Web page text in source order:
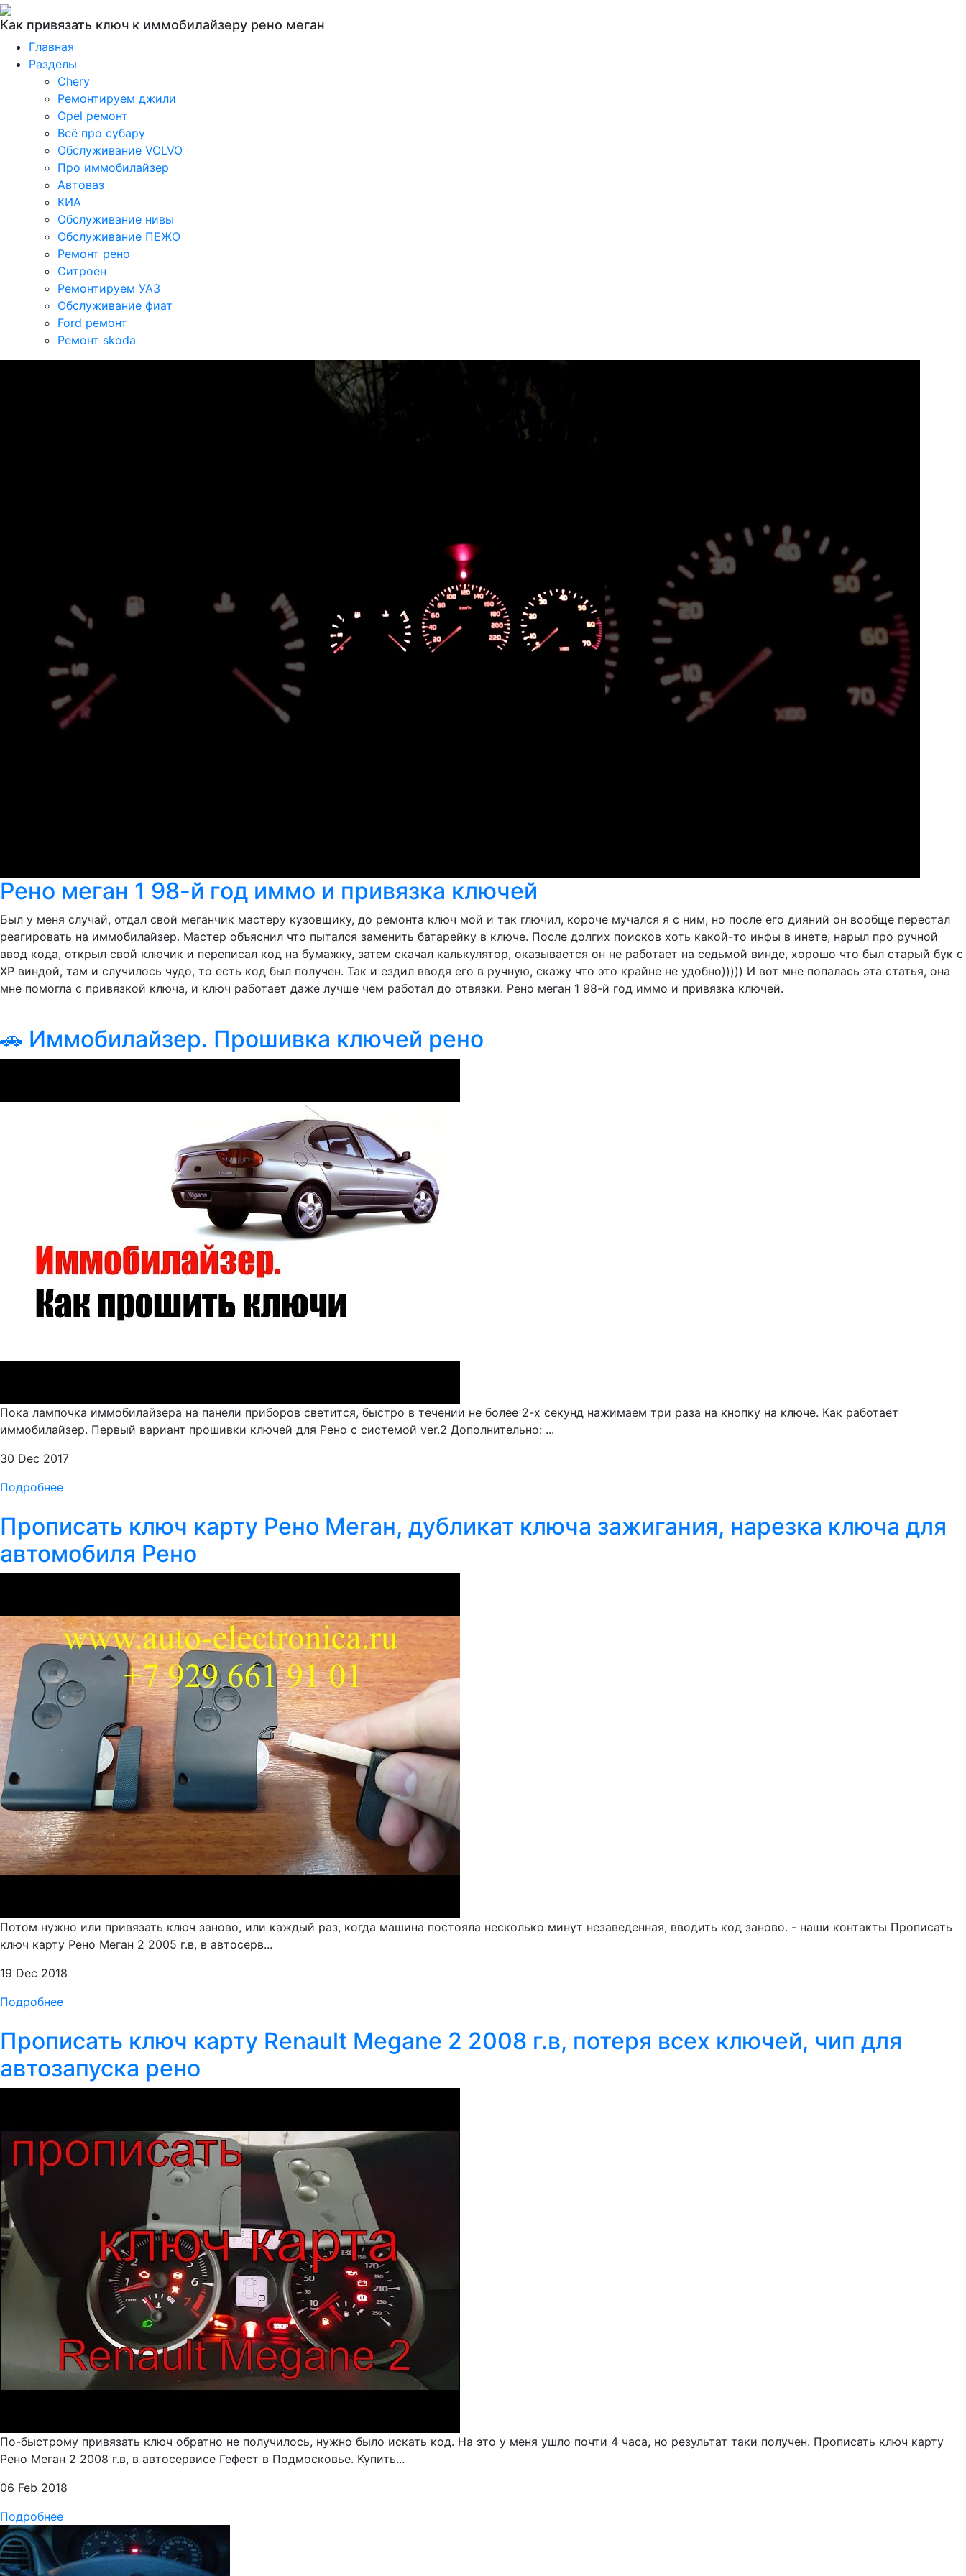
Как привязать ключ к иммобилайзеру рено меган
Главная
Разделы
Chery
Ремонтируем джили
Opel ремонт
Всё про субару
Обслуживание VOLVO
Про иммобилайзер
Автоваз
КИА
Обслуживание нивы
Обслуживание ПЕЖО
Ремонт рено
Ситроен
Ремонтируем УАЗ
Обслуживание фиат
Ford ремонт
Ремонт skoda
Рено меган 1 98-й год иммо и привязка ключей
Был у меня случай, отдал свой меганчик мастеру кузовщику, до ремонта ключ мой и так глючил, короче мучался я с ним, но после его дияний он вообще перестал
реагировать на иммобилайзер. Мастер объяснил что пытался заменить батарейку в ключе. После долгих поисков хоть какой-то инфы в инете, нарыл про ручной
ввод кода, открыл свой ключик и переписал код на бумажку, затем скачал калькулятор, оказывается он не работает на седьмой винде, хорошо что был старый бук с
ХР виндой, там и случилось чудо, то есть код был получен. Так и ездил вводя его в ручную, скажу что это крайне не удобно))))) И вот мне попалась эта статья, она
мне помогла с привязкой ключа, и ключ работает даже лучше чем работал до отвязки. Рено меган 1 98-й год иммо и привязка ключей.
🚗 Иммобилайзер. Прошивка ключей рено
Пока лампочка иммобилайзера на панели приборов светится, быстро в течении не более 2-х секунд нажимаем три раза на кнопку на ключе. Как работает
иммобилайзер. Первый вариант прошивки ключей для Рено с системой ver.2 Дополнительно: ...
30 Dec 2017
Подробнее
Прописать ключ карту Рено Меган, дубликат ключа зажигания, нарезка ключа для
автомобиля Рено
Потом нужно или привязать ключ заново, или каждый раз, когда машина постояла несколько минут незаведенная, вводить код заново. - наши контакты Прописать
ключ карту Рено Меган 2 2005 г.в, в автосерв...
19 Dec 2018
Подробнее
Прописать ключ карту Renault Megane 2 2008 г.в, потеря всех ключей, чип для
автозапуска рено
По-быстрому привязать ключ обратно не получилось, нужно было искать код. На это у меня ушло почти 4 часа, но результат таки получен. Прописать ключ карту
Рено Меган 2 2008 г.в, в автосервисе Гефест в Подмосковье. Купить...
06 Feb 2018
Подробнее